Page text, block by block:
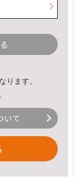
ります。
いて